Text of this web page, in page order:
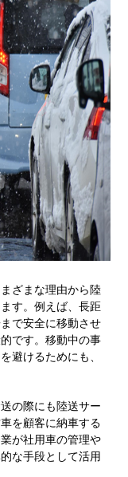
ざまな理由から陸
す。例えば、長距
で安全に移動させ
です。移動中の事
避けるためにも、
の際にも陸送サー
を顧客に納車する
が社用車の管理や
な手段として活用